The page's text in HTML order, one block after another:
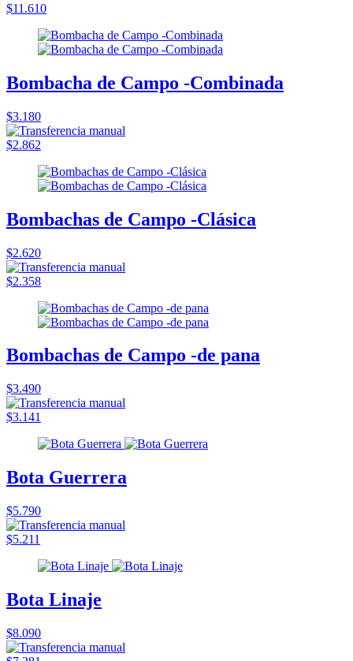
$11.610
Bombacha de Campo -Combinada
$3.180
$2.862
Bombachas de Campo -Clásica
$2.620
$2.358
Bombachas de Campo -de pana
$3.490
$3.141
Bota Guerrera
$5.790
$5.211
Bota Linaje
$8.090